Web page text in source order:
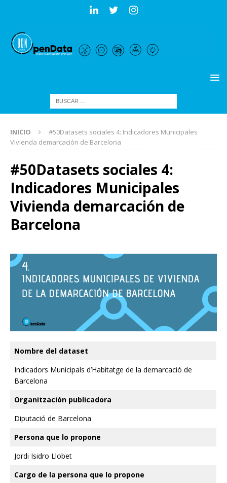
INICIO
#50Datasets sociales 4: Indicadores Municipales
Vivienda demarcación de Barcelona
#50Datasets sociales 4:
Indicadores Municipales
Vivienda demarcación de
Barcelona
Nombre del dataset
Indicadors Municipals d’Habitatge de la demarcació de
Barcelona
Organitzación publicadora
Diputació de Barcelona
Persona que lo propone
Jordi Isidro Llobet
Cargo de la persona que lo propone